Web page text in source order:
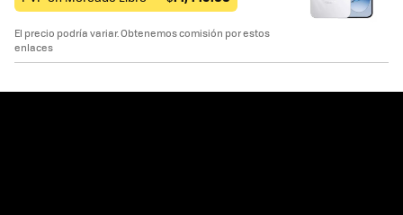
El precio podría variar. Obtenemos comisión por estos
enlaces